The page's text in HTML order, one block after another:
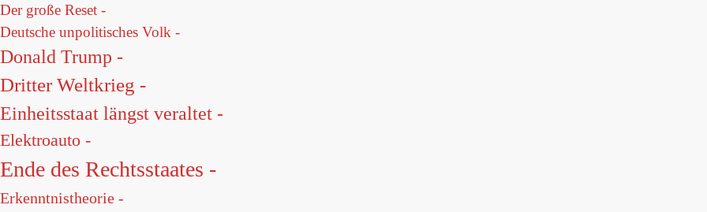
Der große Reset -
Deutsche unpolitisches Volk -
Donald Trump -
Dritter Weltkrieg -
Einheitsstaat längst veraltet -
Elektroauto -
Ende des Rechtsstaates -
Erkenntnistheorie -